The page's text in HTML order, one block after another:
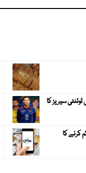
ٹوئنٹی سیریز کا
کرنے کا